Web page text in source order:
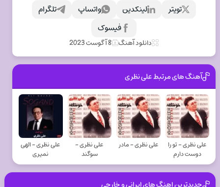
تلگرام واتساپ لینکدین
تویتر
فیسوک
دانلود آهنگ 8 آگوست 2023
آهنگ های مرتبط علی نظری
علی نظری - تو را
دوست دارم
علی نظری - مادر
علی نظری -
سوگند
علی نظری - الهی
نمیری